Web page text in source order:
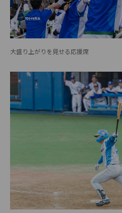
大盛り上がりを見せる応援席